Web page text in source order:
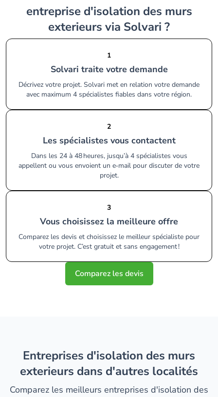
entreprise d'isolation des murs
exterieurs via Solvari ?
1
Solvari traite votre demande
Décrivez votre projet. Solvari met en relation votre demande
avec maximum 4 spécialistes fiables dans votre région.
2
Les spécialistes vous contactent
Dans les 24 à 48 heures, jusqu’à 4 spécialistes vous
appellent ou vous envoient un e‑mail pour discuter de votre
projet.
3
Vous choisissez la meilleure offre
Comparez les devis et choisissez le meilleur spécialiste pour
votre projet. C’est gratuit et sans engagement !
Comparez les devis
entreprises d'isolation des murs
exterieurs dans d'autres localités
Comparez les meilleurs entreprises d'isolation des